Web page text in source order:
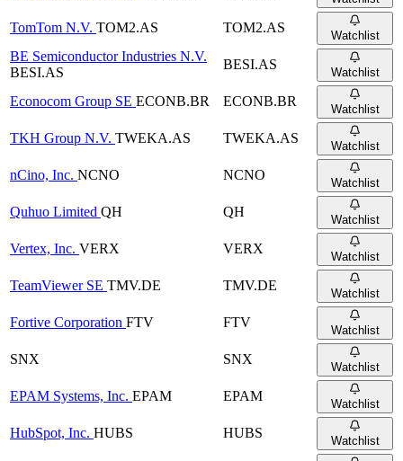
TomTom N.V. TOM2.AS TOM2.AS
Watchlist
BE Semiconductor Industries N.V.
BESI.AS
BESI.AS
Watchlist
Econocom Group SE ECONB.BR ECONB.BR
Watchlist
TKH Group N.V. TWEKA.AS TWEKA.AS
Watchlist
nCino, Inc. NCNO NCNO
Watchlist
Quhuo Limited QH QH
Watchlist
Vertex, Inc. VERX VERX
Watchlist
TeamViewer SE TMV.DE TMV.DE
Watchlist
Fortive Corporation FTV FTV
Watchlist
SNX SNX
Watchlist
EPAM Systems, Inc. EPAM EPAM
Watchlist
HubSpot, Inc. HUBS HUBS
Watchlist